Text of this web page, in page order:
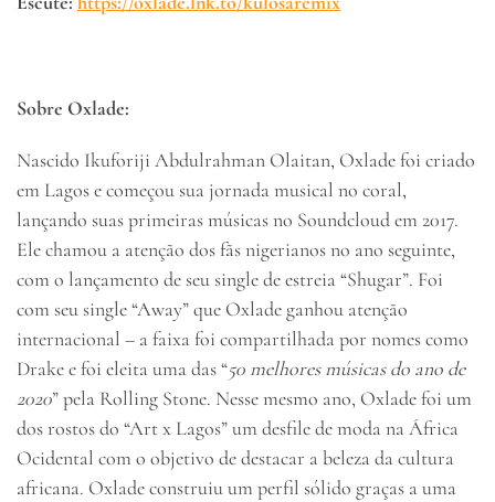
Sobre Oxlade:
Nascido Ikuforiji Abdulrahman Olaitan, Oxlade foi criado
em Lagos e começou sua jornada musical no coral,
lançando suas primeiras músicas no Soundcloud em 2017.
Ele chamou a atenção dos fãs nigerianos no ano seguinte,
com o lançamento de seu single de estreia “Shugar”. Foi
com seu single “Away” que Oxlade ganhou atenção
internacional – a faixa foi compartilhada por nomes como
Drake e foi eleita uma das “50 melhores músicas do ano de
2020” pela Rolling Stone. Nesse mesmo ano, Oxlade foi um
dos rostos do “Art x Lagos” um desfile de moda na África
Ocidental com o objetivo de destacar a beleza da cultura
africana. Oxlade construiu um perfil sólido graças a uma